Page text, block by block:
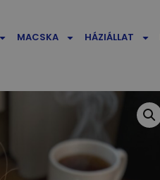
MACSKA HÁZIÁLLAT